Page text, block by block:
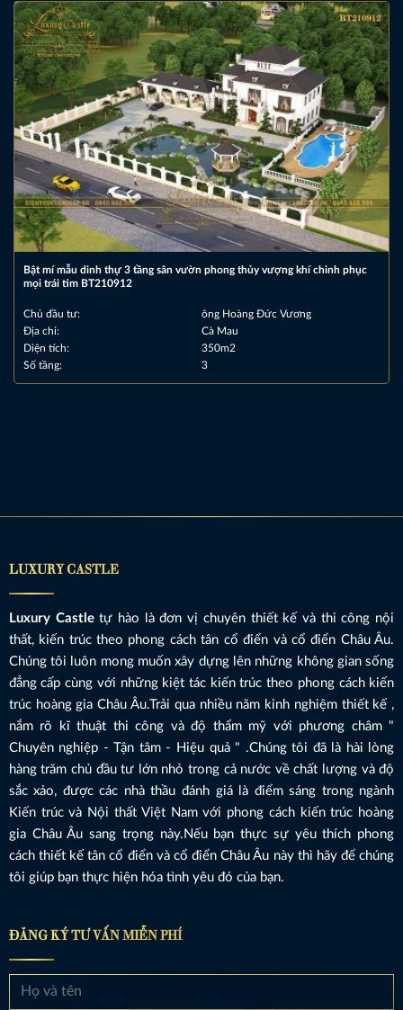
Bật mí mẫu dinh thự 3 tầng sân vườn phong thủy vượng khí chinh phục
mọi trái tim BT210912
Chủ đầu tư:
ông Hoàng Đức Vương
Địa chỉ:
Cà Mau
Diện tích:
350m2
Số tầng:
3
LUXURY CASTLE
Luxury Castletự hào là đơn vị chuyên thiết kế và thi công nội
thất, kiến trúc theo phong cách tân cổ điển và cổ điển Châu Âu.
Chúng tôi luôn mong muốn xây dựng lên những không gian sống
đẳng cấp cùng với những kiệt tác kiến trúc theo phong cách kiến
trúc hoàng gia Châu Âu.Trải qua nhiều năm kinh nghiệm thiết kế ,
nắm rõ kĩ thuật thi công và độ thẩm mỹ với phương châm "
Chuyên nghiệp - Tận tâm - Hiệu quả " .Chúng tôi đã là hài lòng
hàng trăm chủ đầu tư lớn nhỏ trong cả nước về chất lượng và độ
sắc xảo, được các nhà thầu đánh giá là điểm sáng trong ngành
Kiến trúc và Nội thất Việt Nam với phong cách kiến trúc hoàng
gia Châu Âu sang trọng này.Nếu bạn thực sự yêu thích phong
cách thiết kế tân cổ điển và cổ điển Châu Âu này thì hãy để chúng
tôi giúp bạn thực hiện hóa tình yêu đó của bạn.
ĐĂNG KÝ TƯ VẤN MIỄN PHÍ